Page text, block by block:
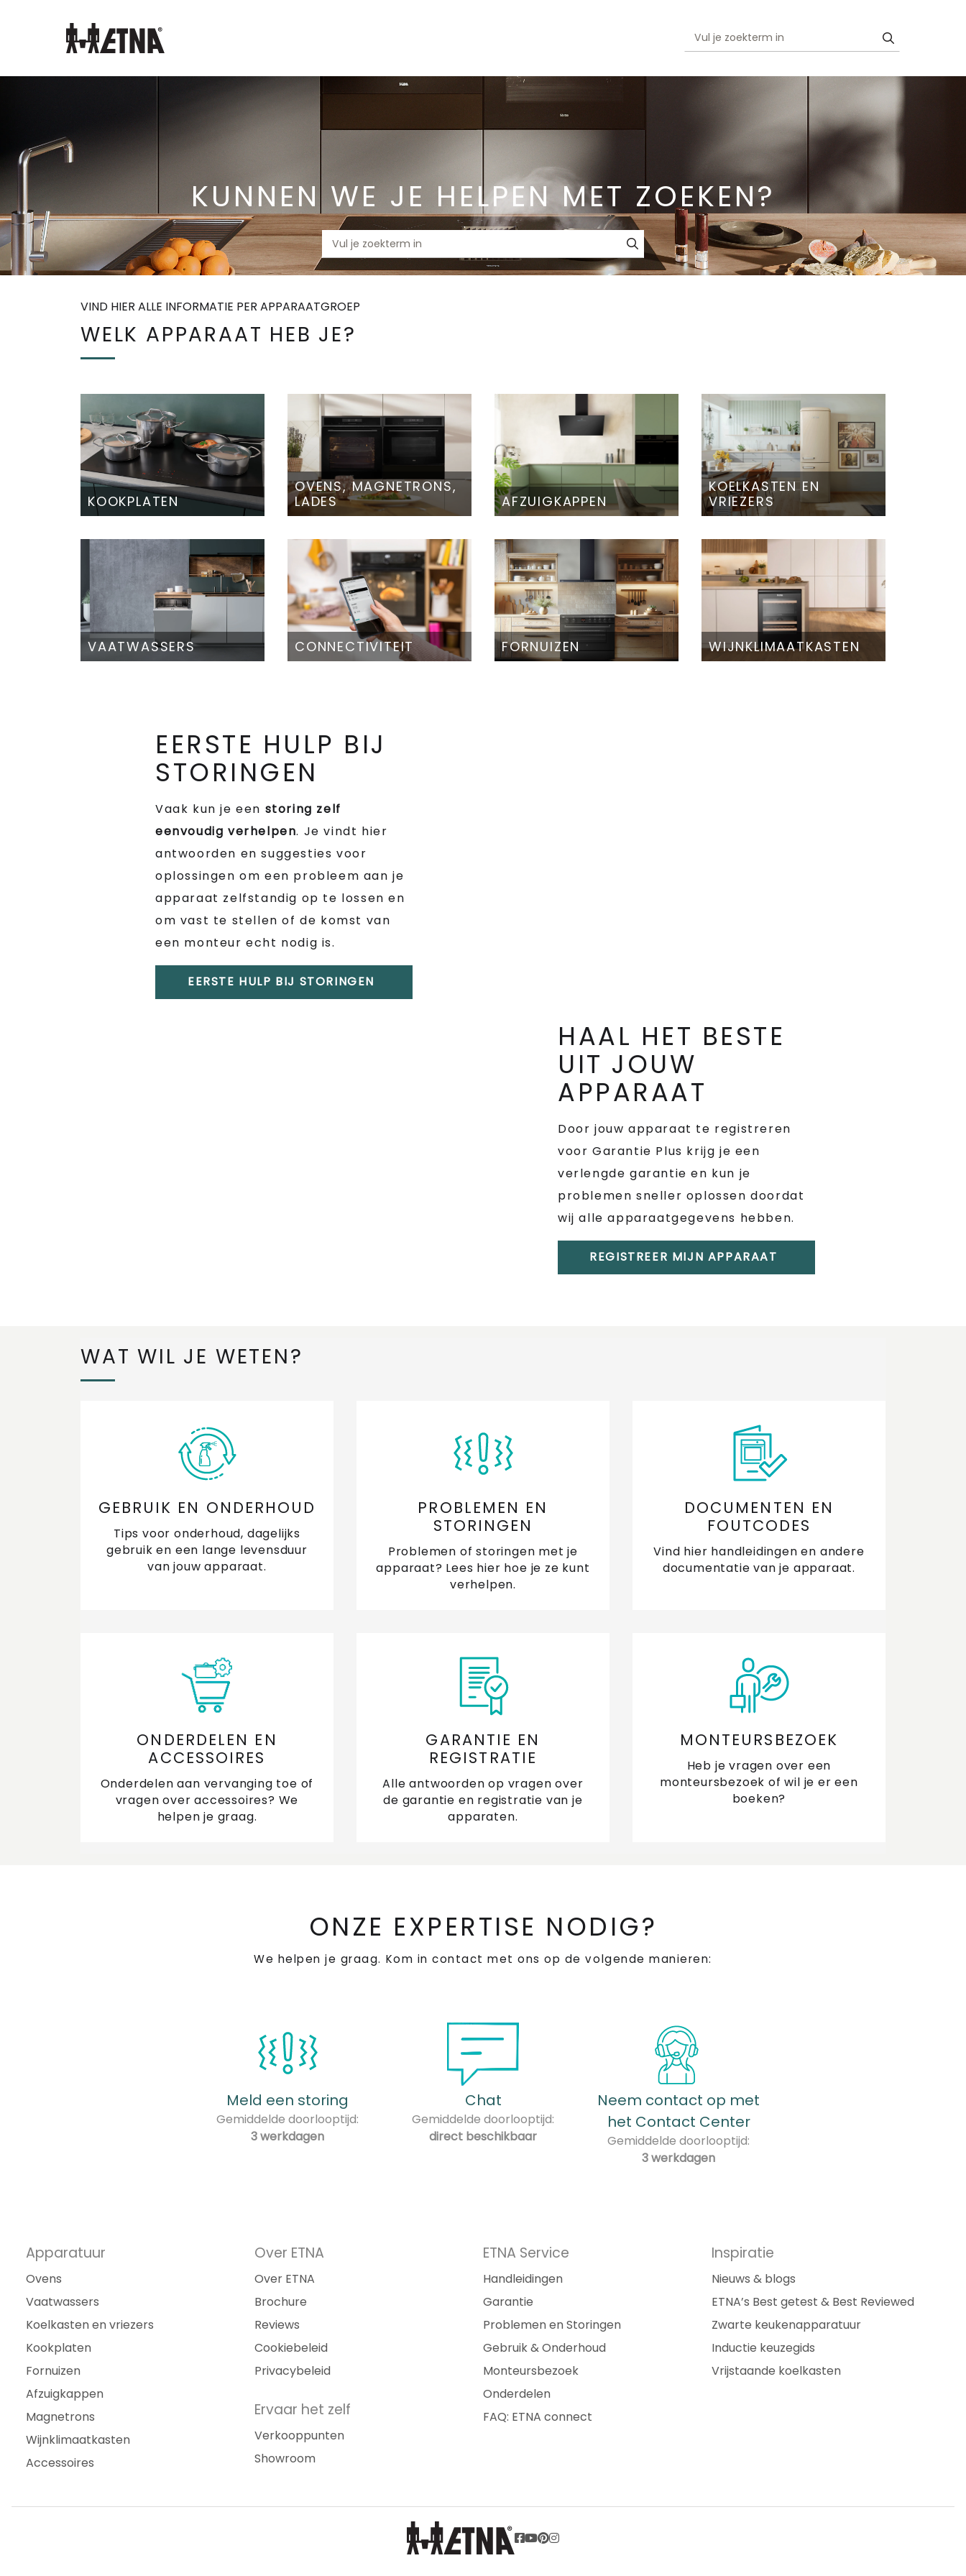
KUNNEN WE JE HELPEN MET ZOEKEN?
VIND HIER ALLE INFORMATIE PER APPARAATGROEP
WELK APPARAAT HEB JE?
KOOKPLATEN
OVENS, MAGNETRONS,
LADES
AFZUIGKAPPEN
KOELKASTEN EN
VRIEZERS
VAATWASSERS CONNECTIVITEIT FORNUIZEN WIJNKLIMAATKASTEN
EERSTE HULP BIJ
STORINGEN
Vaak kun je een storing zelf
eenvoudig verhelpen. Je vindt hier
antwoorden en suggesties voor
oplossingen om een probleem aan je
apparaat zelfstandig op te lossen en
om vast te stellen of de komst van
een monteur echt nodig is.
EERSTE HULP BIJ STORINGEN
HAAL HET BESTE
UIT JOUW
APPARAAT
Door jouw apparaat te registreren
voor Garantie Plus krijg je een
verlengde garantie en kun je
problemen sneller oplossen doordat
wij alle apparaatgegevens hebben.
REGISTREER MIJN APPARAAT
WAT WIL JE WETEN?
GEBRUIK EN ONDERHOUD
Tips voor onderhoud, dagelijks
gebruik en een lange levensduur
van jouw apparaat.
PROBLEMEN EN
STORINGEN
Problemen of storingen met je
apparaat? Lees hier hoe je ze kunt
verhelpen.
DOCUMENTEN EN
FOUTCODES
Vind hier handleidingen en andere
documentatie van je apparaat.
ONDERDELEN EN
ACCESSOIRES
Onderdelen aan vervanging toe of
vragen over accessoires? We
helpen je graag.
GARANTIE EN
REGISTRATIE
Alle antwoorden op vragen over
de garantie en registratie van je
apparaten.
MONTEURSBEZOEK
Heb je vragen over een
monteursbezoek of wil je er een
boeken?
ONZE EXPERTISE NODIG?
We helpen je graag. Kom in contact met ons op de volgende manieren:
Meld een storing
Gemiddelde doorlooptijd:
3 werkdagen
Chat
Gemiddelde doorlooptijd:
direct beschikbaar
Neem contact op met
het Contact Center
Gemiddelde doorlooptijd:
3 werkdagen
Apparatuur
Ovens
Vaatwassers
Koelkasten en vriezers
Kookplaten
Fornuizen
Afzuigkappen
Magnetrons
Wijnklimaatkasten
Accessoires
Over ETNA
Over ETNA
Brochure
Reviews
Cookiebeleid
Privacybeleid
Ervaar het zelf
Verkooppunten
Showroom
ETNA Service
Handleidingen
Garantie
Problemen en Storingen
Gebruik & Onderhoud
Monteursbezoek
Onderdelen
FAQ: ETNA connect
Inspiratie
Nieuws & blogs
ETNA’s Best getest & Best Reviewed
Zwarte keukenapparatuur
Inductie keuzegids
Vrijstaande koelkasten